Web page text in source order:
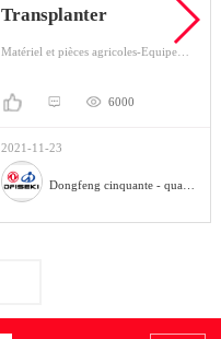
Transplanter
Matériel et pièces agricoles-Equipement agricole-Plantation de machines
6000
2021-11-23